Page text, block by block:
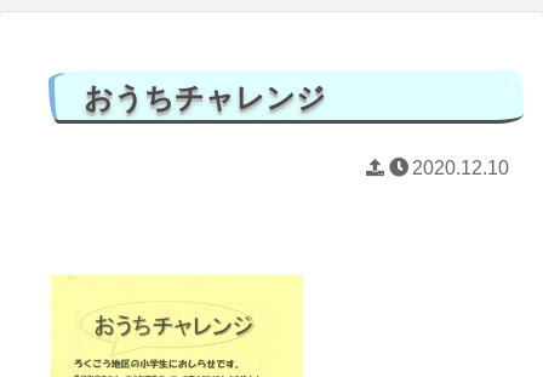
おうちチャレンジ
2020.12.10